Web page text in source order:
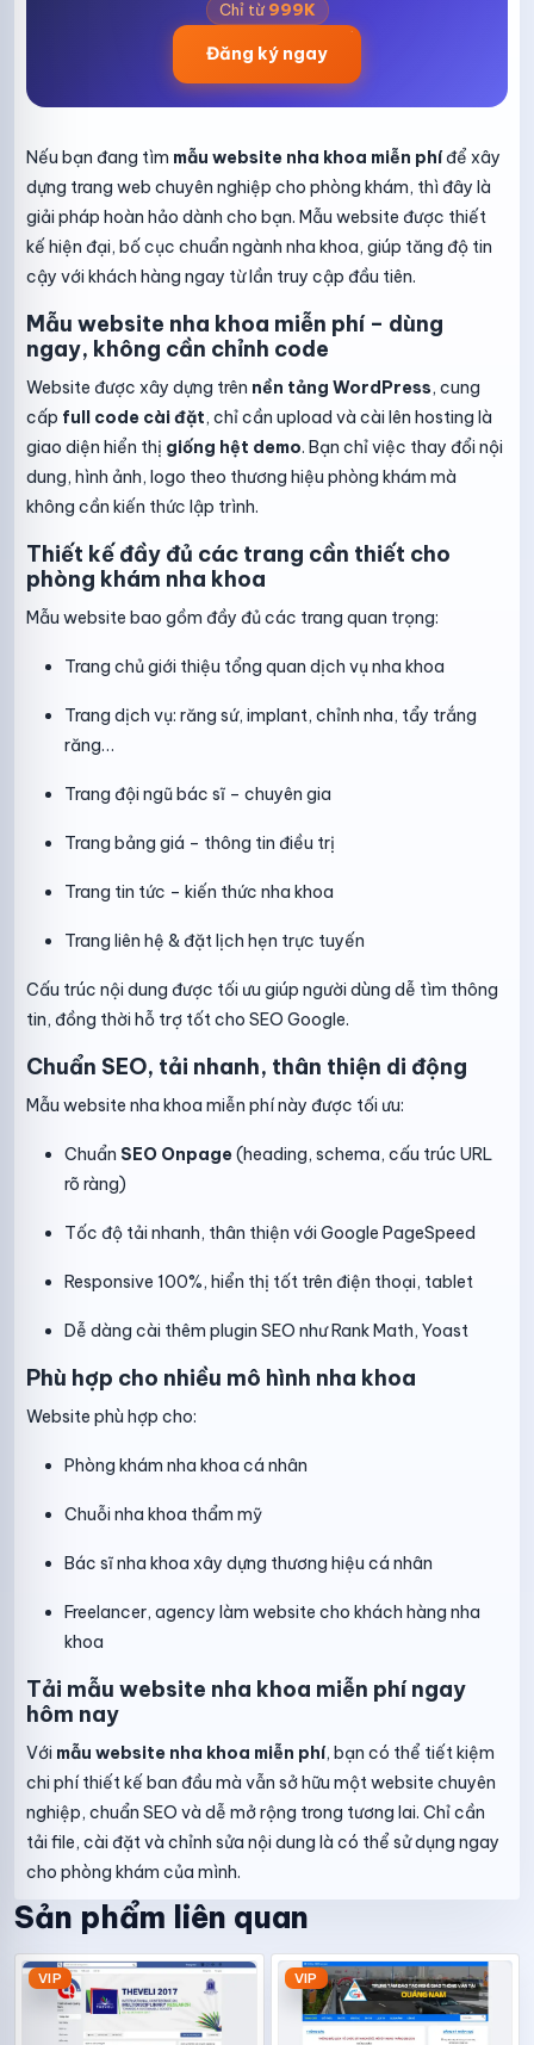
Chỉ từ 999K
Đăng ký ngay
Nếu bạn đang tìm mẫu website nha khoa miễn phíđể xây
dựng trang web chuyên nghiệp cho phòng khám, thì đây là
giải pháp hoàn hảo dành cho bạn. Mẫu website được thiết
kế hiện đại, bố cục chuẩn ngành nha khoa, giúp tăng độ tin
cậy với khách hàng ngay từ lần truy cập đầu tiên.
Mẫu website nha khoa miễn phí – dùng
ngay, không cần chỉnh code
Website được xây dựng trên nền tảng WordPress, cung
cấp full code cài đặt, chỉ cần upload và cài lên hosting là
giao diện hiển thị giống hệt demo. Bạn chỉ việc thay đổi nội
dung, hình ảnh, logo theo thương hiệu phòng khám mà
không cần kiến thức lập trình.
Thiết kế đầy đủ các trang cần thiết cho
phòng khám nha khoa
Mẫu website bao gồm đầy đủ các trang quan trọng:
Trang chủ giới thiệu tổng quan dịch vụ nha khoa
Trang dịch vụ: răng sứ, implant, chỉnh nha, tẩy trắng
răng…
Trang đội ngũ bác sĩ – chuyên gia
Trang bảng giá – thông tin điều trị
Trang tin tức – kiến thức nha khoa
Trang liên hệ & đặt lịch hẹn trực tuyến
Cấu trúc nội dung được tối ưu giúp người dùng dễ tìm thông
tin, đồng thời hỗ trợ tốt cho SEO Google.
Chuẩn SEO, tải nhanh, thân thiện di động
Mẫu website nha khoa miễn phí này được tối ưu:
Chuẩn SEO Onpage(heading, schema, cấu trúc URL
rõ ràng)
Tốc độ tải nhanh, thân thiện với Google PageSpeed
Responsive 100%, hiển thị tốt trên điện thoại, tablet
Dễ dàng cài thêm plugin SEO như Rank Math, Yoast
Phù hợp cho nhiều mô hình nha khoa
Website phù hợp cho:
Phòng khám nha khoa cá nhân
Chuỗi nha khoa thẩm mỹ
Bác sĩ nha khoa xây dựng thương hiệu cá nhân
Freelancer, agency làm website cho khách hàng nha
khoa
Tải mẫu website nha khoa miễn phí ngay
hôm nay
Với mẫu website nha khoa miễn phí, bạn có thể tiết kiệm
chi phí thiết kế ban đầu mà vẫn sở hữu một website chuyên
nghiệp, chuẩn SEO và dễ mở rộng trong tương lai. Chỉ cần
tải file, cài đặt và chỉnh sửa nội dung là có thể sử dụng ngay
cho phòng khám của mình.
Sản phẩm liên quan
VIP VIP